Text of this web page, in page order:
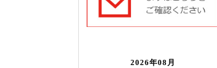
2026年08月